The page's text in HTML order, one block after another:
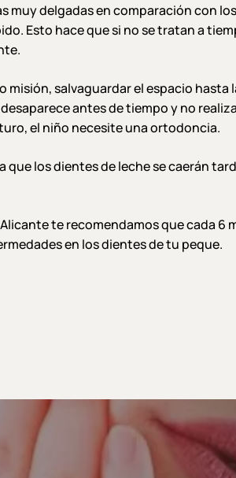
muy delgadas en comparación con
Esto hace que si no se tratan a
misión, salvaguardar el espacio
antes de tiempo y no
el niño necesite una ortodoncia.
que los dientes de leche se caerán
te recomendamos que cada 6
en los dientes de tu peque.